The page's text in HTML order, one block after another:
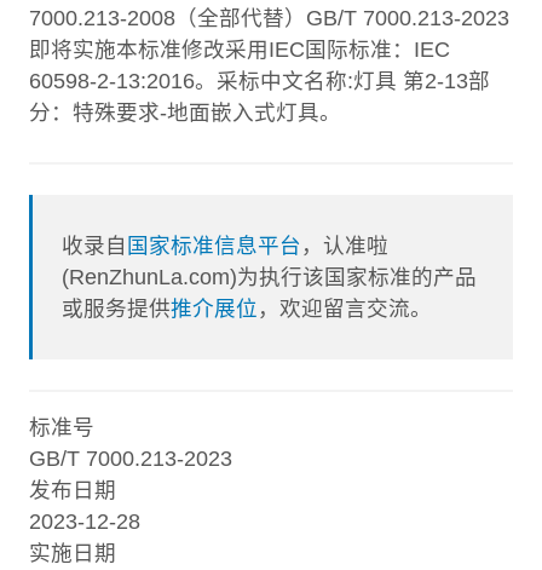
7000.213-2008（全部代替）GB/T 7000.213-2023
即将实施本标准修改采用IEC国际标准：IEC
60598-2-13:2016。采标中文名称:灯具 第2-13部
分：特殊要求-地面嵌入式灯具。
收录自 国家标准信息平台 ，认准啦
(RenZhunLa.com)为执行该国家标准的产品
或服务提供推介展位 ，欢迎留言交流。
标准号
GB/T 7000.213-2023
发布日期
2023-12-28
实施日期